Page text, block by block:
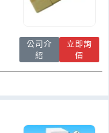
公司介
紹
立即詢
價